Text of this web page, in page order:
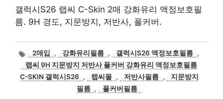
갤럭시S26 랩씨 C-Skin 2매 강화유리 액정보호필
름. 9H 경도, 지문방지, 저반사, 풀커버.
태
그
2매입 , 강화유리필름 , 갤럭시S26 액정보호필름 ,
랩씨 9H 지문방지 저반사 풀커버 강화유리 액정보호필름
C-SKIN 갤럭시S26
, 랩씨몰 , 저반사필름 ,
지문방지
필름 , 풀커버필름